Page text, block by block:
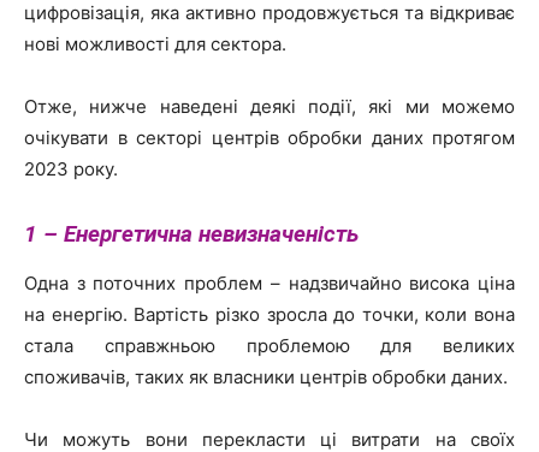
цифровізація, яка активно продовжується та відкриває
нові можливості для сектора.
Отже, нижче наведені деякі події, які ми можемо
очікувати в секторі центрів обробки даних протягом
2023 року.
1 – Енергетична невизначеність
Одна з поточних проблем – надзвичайно висока ціна
на енергію. Вартість різко зросла до точки, коли вона
стала справжньою проблемою для великих
споживачів, таких як власники центрів обробки даних.
Чи можуть вони перекласти ці витрати на своїх